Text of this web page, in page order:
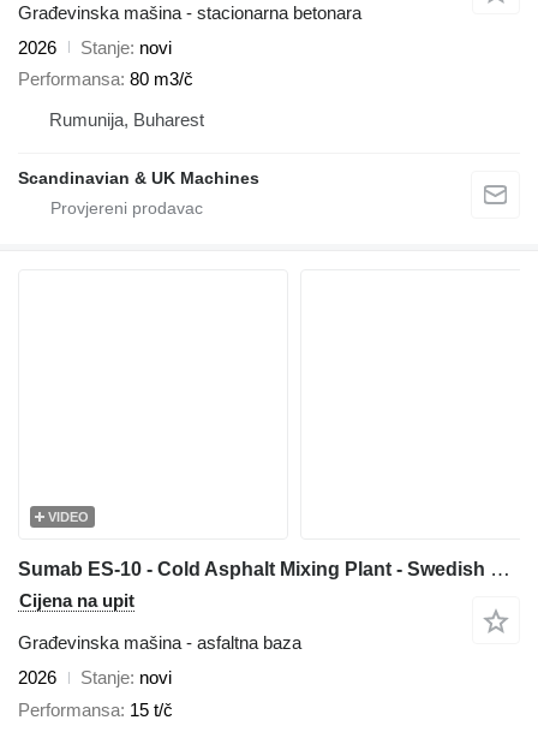
Građevinska mašina - stacionarna betonara
2026
Stanje novi
Performansa 80 m3/č
Rumunija, Buharest
Scandinavian & UK Machines
VIDEO
Sumab ES-10 - Cold Asphalt Mixing Plant - Swedish quality / Affordable
Cijena na upit
Građevinska mašina - asfaltna baza
2026
Stanje novi
Performansa 15 t/č